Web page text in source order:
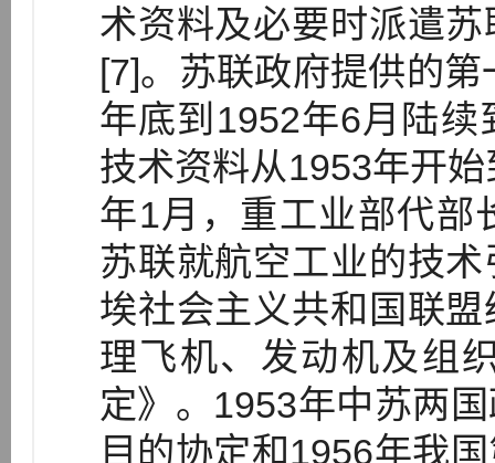
术资料及必要时派遣
[7]。苏联政府提供的
年底到1952年6月陆
技术资料从1953年开
年1月，重工业部代部
苏联就航空工业的技
埃社会主义共和国联
理飞机、发动机及组
定》。1953年中苏两
目的协定和1956年我